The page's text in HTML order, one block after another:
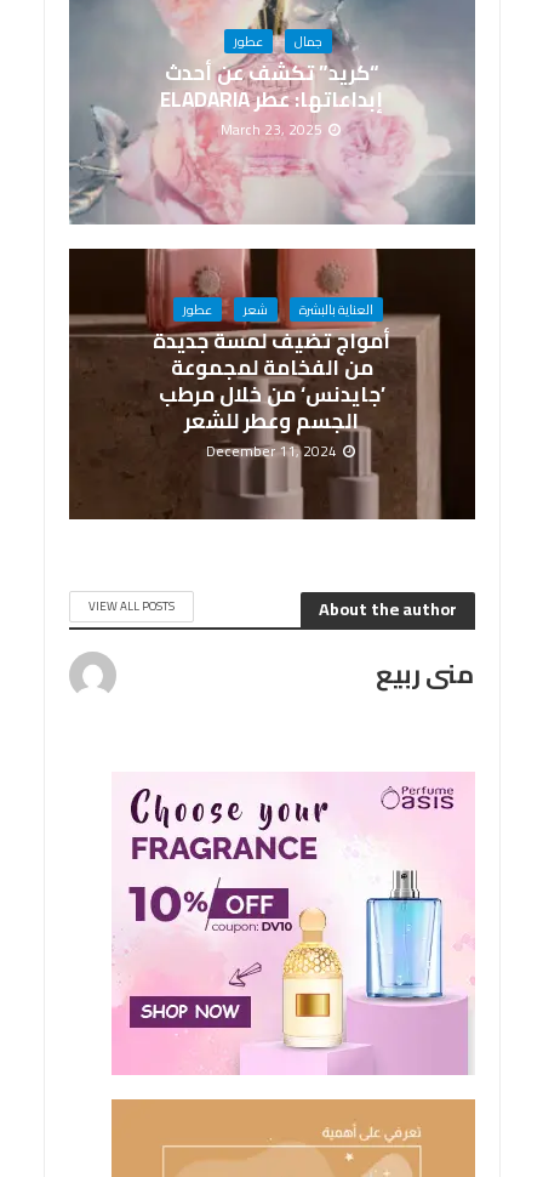
جمال عطور
“كريد” تكشف عن أحدث
إبداعاتها: عطر ELADARIA
March 23, 2025
العناية بالبشرة شعر عطور
أمواج تضيف لمسة جديدة
من الفخامة لمجموعة
’جايدنس‘ من خلال مرطب
الجسم وعطر للشعر
December 11, 2024
About the author
VIEW ALL POSTS
منى ربيع